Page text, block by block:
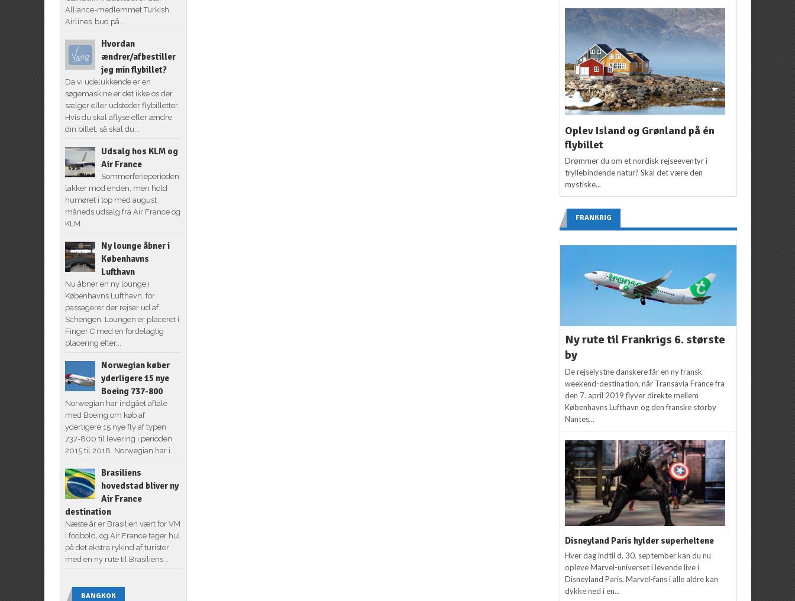
Alliance-medlemmet Turkish
Airlines’ bud på...
Hvordan
ændrer/afbestiller
jeg min flybillet?
Da vi udelukkende er en
søgemaskine er det ikke os der
sælger eller udsteder flybilletter.
Hvis du skal aflyse eller ændre
din billet, så skal du...
Udsalg hos KLM og
Air France
Sommerferieperioden
lakker mod enden, men hold
humøret i top med august
måneds udsalg fra Air France og
KLM.
Ny lounge åbner i
Københavns
Lufthavn
Nu åbner en ny lounge i
Københavns Lufthavn, for
passagerer der rejser ud af
Schengen. Loungen er placeret i
Finger C med en fordelagtig
placering efter...
Norwegian køber
yderligere 15 nye
Boeing 737-800
Norwegian har indgået aftale
med Boeing om køb af
yderligere 15 nye fly af typen
737-800 til levering i perioden
2015 til 2018. Norwegian har i...
Brasiliens
hovedstad bliver ny
Air France
destination
Næste år er Brasilien vært for VM
i fodbold, og Air France tager hul
på det ekstra rykind af turister
med en ny rute til Brasiliens...
BANGKOK
Oplev Island og Grønland på én
flybillet
Drømmer du om et nordisk rejseeventyr i
tryllebindende natur? Skal det være den
mystiske...
FRANKRIG
Ny rute til Frankrigs 6. største
by
De rejselystne danskere får en ny fransk
weekend-destination, når Transavia France fra
den 7. april 2019 flyver direkte mellem
Københavns Lufthavn og den franske storby
Nantes...
Disneyland Paris hylder superheltene
Hver dag indtil d. 30. september kan du nu
opleve Marvel-universet i levende live i
Disneyland Paris. Marvel-fans i alle aldre kan
dykke ned i en...